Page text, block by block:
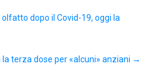
dopo il Covid-19, oggi la
terza dose per «alcuni» anziani →